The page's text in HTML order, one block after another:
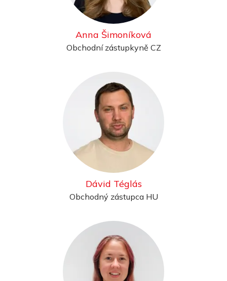
Anna Šimoníková
Obchodní zástupkyně CZ
Dávid Téglás
Obchodný zástupca HU